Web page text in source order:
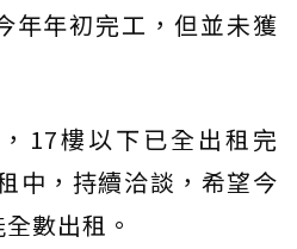
年年初完工，但並未獲
17樓以下已全出租完
中，持續洽談，希望今
數出租。